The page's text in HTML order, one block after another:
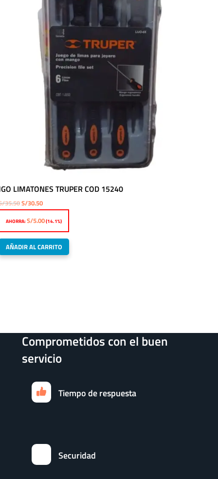
LIMATONES TRUPER COD 15240
35.50El
era:
S/35.50.
S/30.50El
es:
S/30.50.
AHORRA:S/5.00(14.1%)
AÑADIR AL CARRITO
Comprometidos con el buen
servicio
Tiempo de respuesta
Securidad